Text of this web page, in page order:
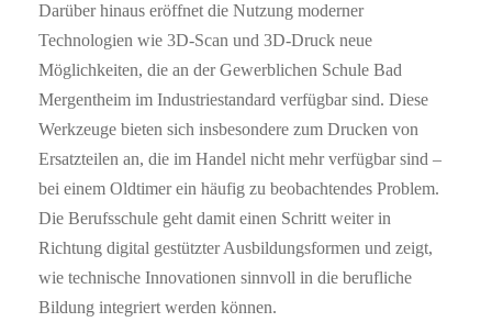
Darüber hinaus eröffnet die Nutzung moderner
Technologien wie 3D-Scan und 3D-Druck neue
Möglichkeiten, die an der Gewerblichen Schule Bad
Mergentheim im Industriestandard verfügbar sind. Diese
Werkzeuge bieten sich insbesondere zum Drucken von
Ersatzteilen an, die im Handel nicht mehr verfügbar sind –
bei einem Oldtimer ein häufig zu beobachtendes Problem.
Die Berufsschule geht damit einen Schritt weiter in
Richtung digital gestützter Ausbildungsformen und zeigt,
wie technische Innovationen sinnvoll in die berufliche
Bildung integriert werden können.